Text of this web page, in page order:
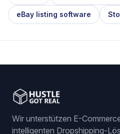
eBay listing software
Wir unterstützen E-
intelligenten Dropshipping-